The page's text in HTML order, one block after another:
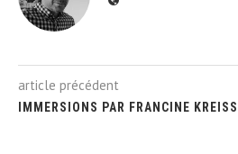
article précédent
IMMERSIONS PAR FRANCINE KREISS